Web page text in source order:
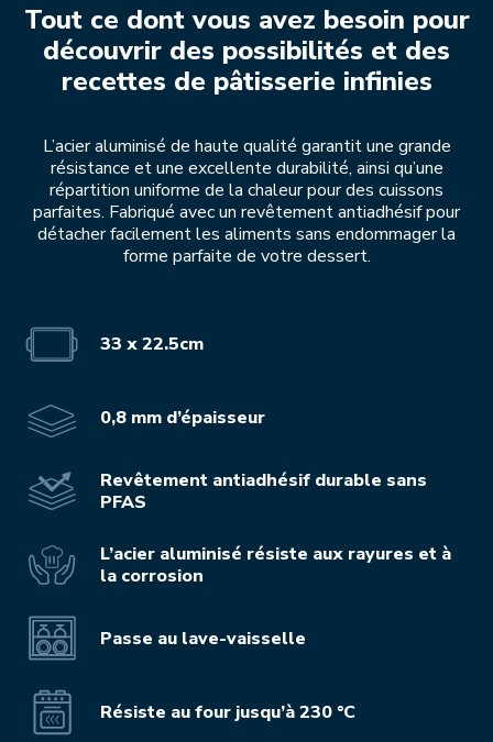
Tout ce dont vous avez besoin pour
découvrir des possibilités et des
recettes de pâtisserie infinies
L’acier aluminisé de haute qualité garantit une grande
résistance et une excellente durabilité, ainsi qu’une
répartition uniforme de la chaleur pour des cuissons
parfaites. Fabriqué avec un revêtement antiadhésif pour
détacher facilement les aliments sans endommager la
forme parfaite de votre dessert.
33 x 22.5cm
0,8 mm d’épaisseur
Revêtement antiadhésif durable sans
PFAS
L’acier aluminisé résiste aux rayures et à
la corrosion
Passe au lave-vaisselle
Résiste au four jusqu’à 230 °C